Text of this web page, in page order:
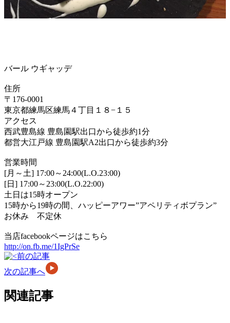
バール ウギャッデ
住所
〒176-0001
東京都練馬区練馬４丁目１８−１５
アクセス
西武豊島線 豊島園駅出口から徒歩約1分
都営大江戸線 豊島園駅A2出口から徒歩約3分
営業時間
[月～土] 17:00～24:00(L.O.23:00)
[日] 17:00～23:00(L.O.22:00)
土日は15時オープン
15時から19時の間、ハッピーアワー”アペリティボプラン”
お休み 不定休
当店facebookページはこちら
http://on.fb.me/1IgPrSe
前の記事
次の記事へ
関連記事